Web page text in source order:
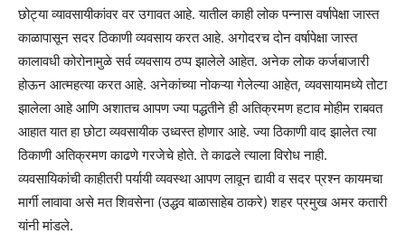
छोट्या व्यावसायीकांवर वर उगावत आहे. यातील काही लोक पन्नास वर्षापेक्षा जास्त
काळापासून सदर ठिकाणी व्यवसाय करत आहे. अगोदरच दोन वर्षापेक्षा जास्त
कालावधी कोरोनामुळे सर्व व्यवसाय ठप्प झालेले आहेत. अनेक लोक कर्जबाजारी
होऊन आत्महत्या करत आहे. अनेकांच्या नोकऱ्या गेलेल्या आहेत, व्यवसायामध्ये तोटा
झालेला आहे आणि अशातच आपण ज्या पद्धतीने ही अतिक्रमण हटाव मोहीम राबवत
आहात यात हा छोटा व्यवसायीक उध्वस्त होणार आहे. ज्या ठिकाणी वाद झालेत त्या
ठिकाणी अतिक्रमण काढणे गरजेचे होते. ते काढले त्याला विरोध नाही.
व्यवसायिकांची काहीतरी पर्यायी व्यवस्था आपण लावून द्यावी व सदर प्रश्न कायमचा
मार्गी लावावा असे मत शिवसेना (उद्धव बाळासाहेब ठाकरे) शहर प्रमुख अमर कतारी
यांनी मांडले.